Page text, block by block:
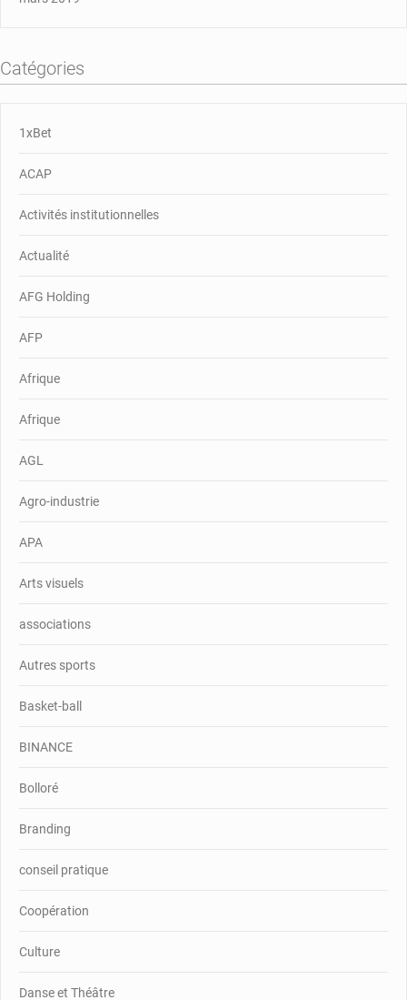
Catégories
1xBet
ACAP
Activités institutionnelles
Actualité
AFG Holding
AFP
Afrique
Afrique
AGL
Agro-industrie
APA
Arts visuels
associations
Autres sports
Basket-ball
BINANCE
Bolloré
Branding
conseil pratique
Coopération
Culture
Danse et Théâtre